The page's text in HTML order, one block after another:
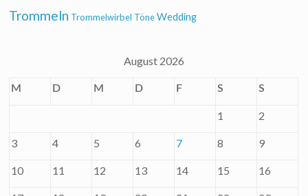
Trommeln Trommelwirbel Töne Wedding
August 2026
M D M D F S S
1 2
3 4 5 6 7 8 9
10 11 12 13 14 15 16